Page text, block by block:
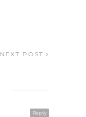
NEXT POST
Reply